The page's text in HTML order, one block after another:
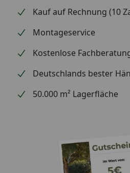
Kauf auf Rechnung (10
Montageservice
Kostenlose
Deutschlands bester
50.000 m² Lagerfläche